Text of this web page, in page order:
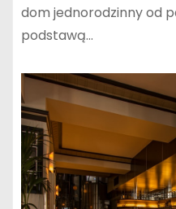
dom jednorodzinny od
podstawą…